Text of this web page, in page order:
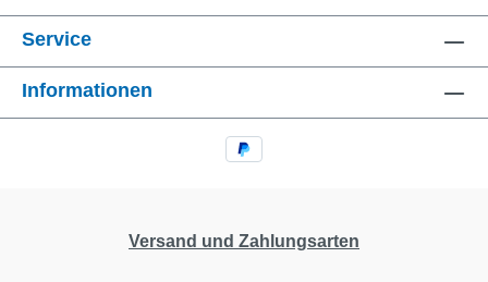
Service
Informationen
Versand und Zahlungsarten